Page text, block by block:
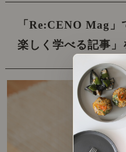
「Re:CENO Mag」
楽しく学べる記事」